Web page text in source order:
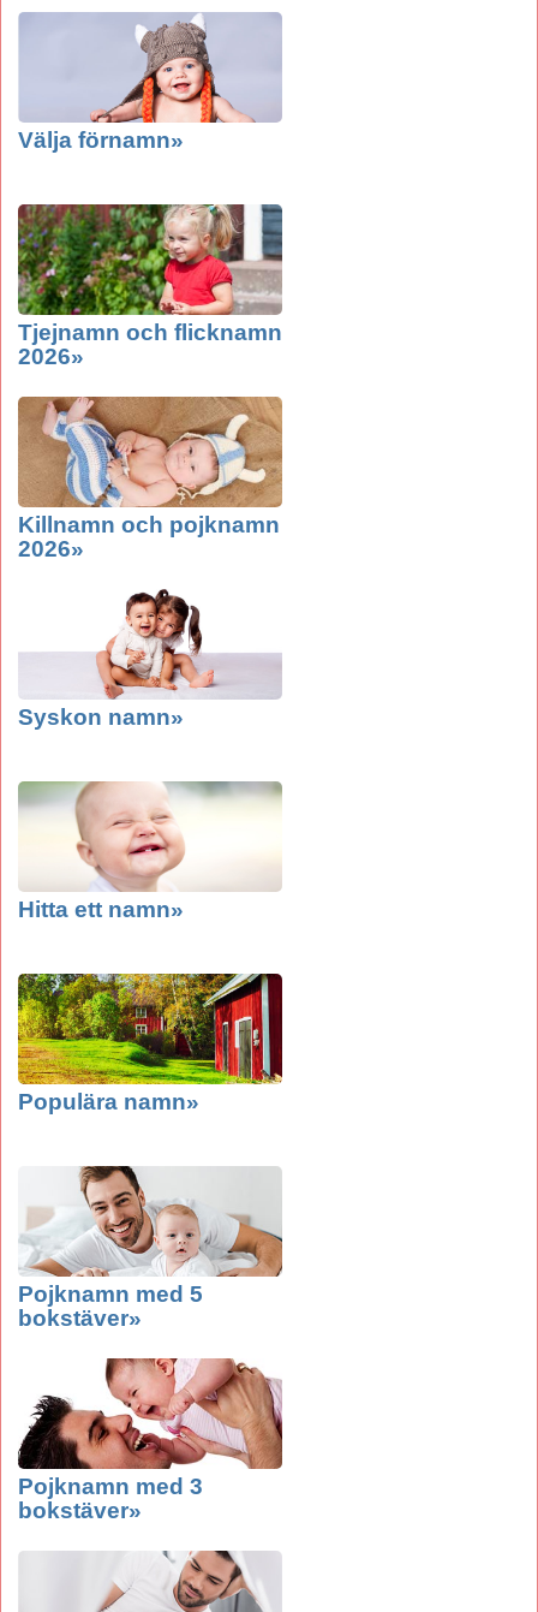
Välja förnamn»
Tjejnamn och flicknamn
2026»
Killnamn och pojknamn
2026»
Syskon namn»
Hitta ett namn»
Populära namn»
Pojknamn med 5
bokstäver»
Pojknamn med 3
bokstäver»